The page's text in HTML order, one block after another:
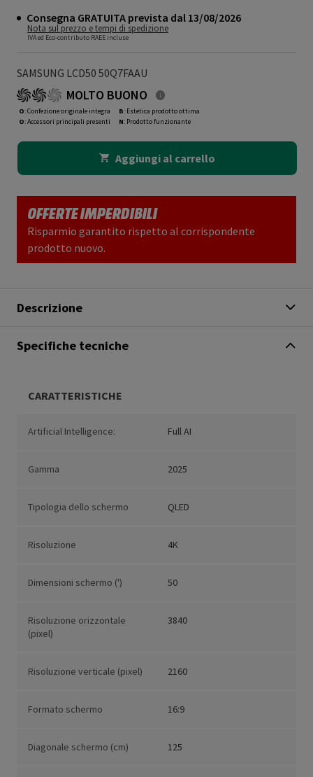
Consegna GRATUITA prevista dal 13/08/2026
Nota sul prezzo e tempi di spedizione
IVA ed Eco-contributo RAEE incluse
SAMSUNG LCD50 50Q7FAAU
MOLTO BUONO
O: Confezione originale integra
O: Accessori principali presenti
B: Estetica prodotto ottima
N: Prodotto funzionante
Aggiungi al carrello
OFFERTE IMPERDIBILI
Risparmio garantito rispetto al corrispondente
prodotto nuovo.
Descrizione
Specifiche tecniche
CARATTERISTICHE
Artificial Intelligence: Full AI
Gamma 2025
Tipologia dello schermo QLED
Risoluzione 4K
Dimensioni schermo (') 50
Risoluzione orizzontale
(pixel)
3840
Risoluzione verticale (pixel) 2160
Formato schermo 16:9
Diagonale schermo (cm) 125